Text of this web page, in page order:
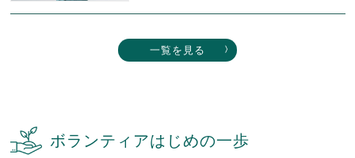
一覧を見る
ボランティアはじめの一歩